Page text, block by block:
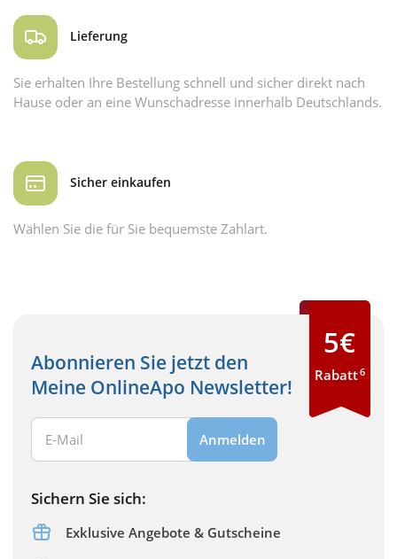
Lieferung
Sie erhalten Ihre Bestellung schnell und sicher direkt nach
Hause oder an eine Wunschadresse innerhalb Deutschlands.
Sicher einkaufen
Wählen Sie die für Sie bequemste Zahlart.
Abonnieren Sie jetzt den
Meine OnlineApo Newsletter!
Ihre E-Mail Adresse:
Anmelden
Sichern Sie sich:
Exklusive Angebote & Gutscheine
5€
Rabatt6